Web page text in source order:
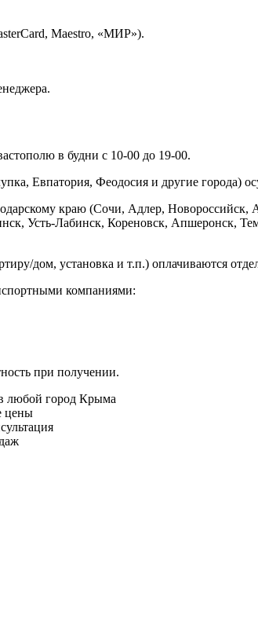
Maestro, «МИР»).
в будни с 10-00 до 19-00.
Евпатория, Феодосия и другие города)
краю (Сочи, Адлер,
Усть-Лабинск, Кореновск, Апшеронск,
дом, установка и т.п.) оплачиваются
компаниями:
при получении.
любой город Крыма
цены